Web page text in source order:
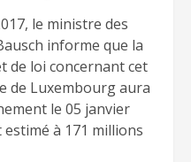
le ministre des
informe que la
de loi concernant cet
de Luxembourg aura
le 05 janvier
à 171 millions